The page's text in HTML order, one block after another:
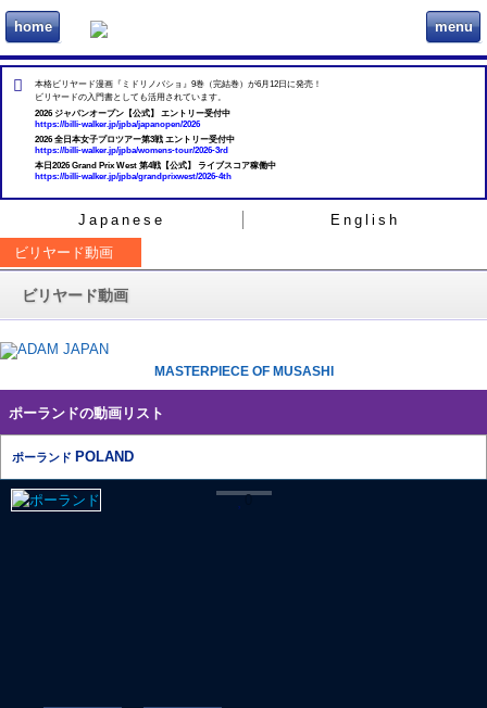
home ビリヲカ menu
本格ビリヤード漫画『ミドリノバショ』9巻（完結巻）が6月12日に発売！
ビリヤードの入門書としても活用されています。
2026 ジャパンオープン【公式】 エントリー受付中
https://billi-walker.jp/jpba/japanopen/2026
2026 全日本女子プロツアー第3戦 エントリー受付中
https://billi-walker.jp/jpba/womens-tour/2026-3rd
本日2026 Grand Prix West 第4戦【公式】 ライブスコア稼働中
https://billi-walker.jp/jpba/grandprixwest/2026-4th
Japanese
English
ビリヤード動画
ビリヤード動画
MASTERPIECE OF MUSASHI
ポーランドの動画リスト
ポーランド POLAND
0